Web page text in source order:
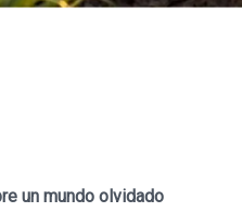
un mundo olvidado